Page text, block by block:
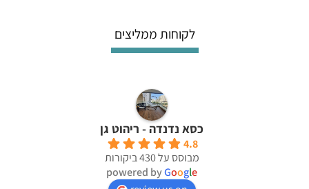
לקוחות ממליצים
כסא נדנדה - ריהוט גן
4.8
מבוסס על 430 ביקורות
powered byGoogle